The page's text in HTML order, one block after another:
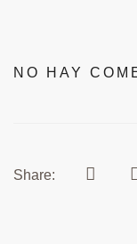
NO HAY
Share: